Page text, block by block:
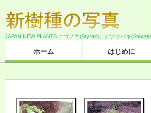
JAPAN NEW PLANTS エゴノキ(Styrax)、ナツツバキ
ホーム はじめに